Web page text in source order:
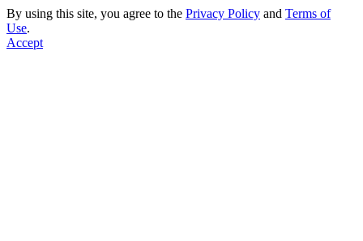
By using this site, you agree to the Privacy Policy and Terms of
Use.
Accept